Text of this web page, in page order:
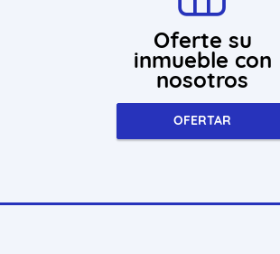
Oferte su
inmueble con
nosotros
OFERTAR